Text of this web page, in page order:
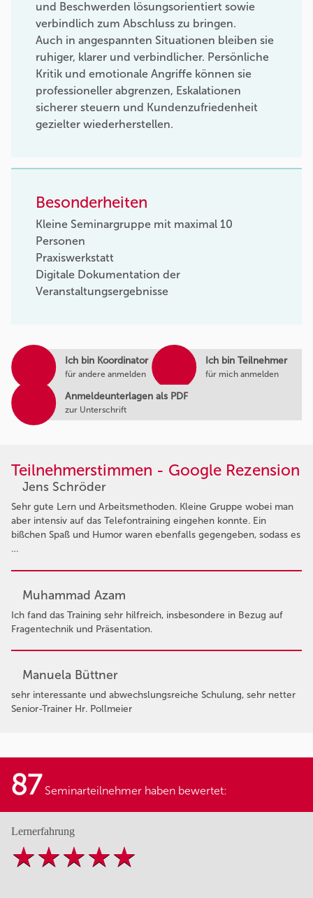
Ich bin Koordinator
für andere anmelden
Ich bin Teilnehmer
für mich anmelden
Anmeldeunterlagen als PDF
zur Unterschrift
und Beschwerden lösungsorientiert sowie
verbindlich zum Abschluss zu bringen.
Auch in angespannten Situationen bleiben sie
ruhiger, klarer und verbindlicher. Persönliche
Kritik und emotionale Angriffe können sie
professioneller abgrenzen, Eskalationen
sicherer steuern und Kundenzufriedenheit
gezielter wiederherstellen.
Besonderheiten
Kleine Seminargruppe mit maximal 10
Personen
Praxiswerkstatt
Digitale Dokumentation der
Veranstaltungsergebnisse
Teilnehmerstimmen - Google Rezension
Jens Schröder
Sehr gute Lern und Arbeitsmethoden. Kleine Gruppe wobei man
aber intensiv auf das Telefontraining eingehen konnte. Ein
bißchen Spaß und Humor waren ebenfalls gegengeben, sodass es
…
Muhammad Azam
Ich fand das Training sehr hilfreich, insbesondere in Bezug auf
Fragentechnik und Präsentation.
Manuela Büttner
sehr interessante und abwechslungsreiche Schulung, sehr netter
Senior-Trainer Hr. Pollmeier
87 Seminarteilnehmer haben bewertet:
Lernerfahrung